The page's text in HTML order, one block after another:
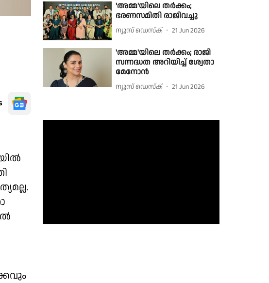
'അമ്മ'യിലെ തർക്കം;
ഭരണസമിതി രാജിവച്ചു
ന്യൂസ് ഡെസ്ക് 21 Jun 2026
'അമ്മ'യിലെ തർക്കം; രാജി
സന്നദ്ധത അറിയിച്ച് ശ്വേതാ
മേനോൻ
ന്യൂസ് ഡെസ്ക് 21 Jun 2026